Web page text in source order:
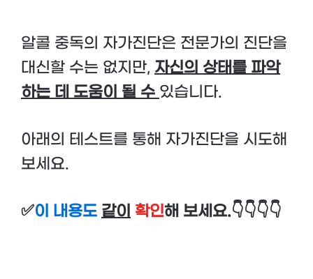
알콜 중독의 자가진단은 전문가의 진단을
대신할 수는 없지만, 자신의 상태를 파악
하는 데 도움이 될 수 있습니다.
아래의 테스트를 통해 자가진단을 시도해
보세요.
✅이 내용도 같이 확인해 보세요.👇👇👇👇